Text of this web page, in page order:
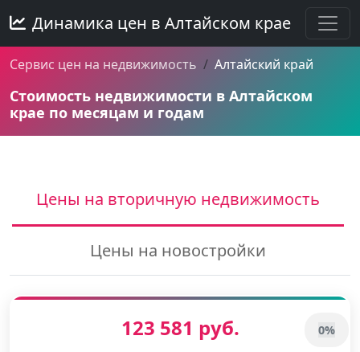
Динамика цен в Алтайском крае
Сервис цен на недвижимость Алтайский край
Стоимость недвижимости в Алтайском
крае по месяцам и годам
Цены на вторичную недвижимость
Цены на новостройки
123 581 руб. 0%